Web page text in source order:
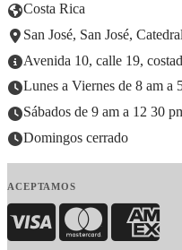
Costa Rica
San José, San José, Catedral
Avenida 10, calle 19,
Lunes a Viernes de 8 am a
Sábados de 9 am a 12 30
Domingos cerrado
ACEPTAMOS
Visa MasterCard